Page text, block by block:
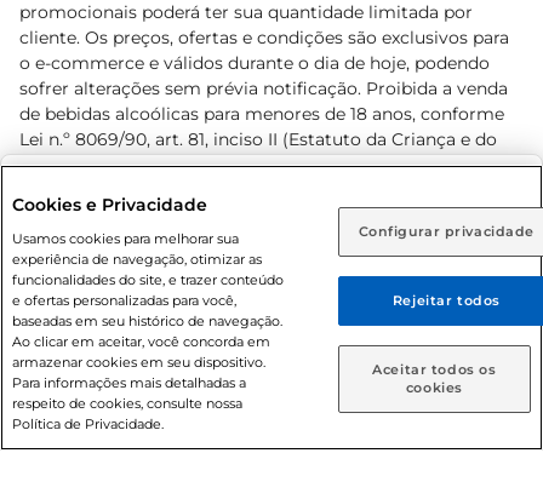
Rio de Janeiro (RJ) Goiás (GO)
Ou
Caso queira comprar online, informe como deseja receber
suas compras:
Entrega em casa Retire em Loja
promocionais poderá ter sua quantidade limitada por
cliente. Os preços, ofertas e condições são exclusivos para
o e-commerce e válidos durante o dia de hoje, podendo
sofrer alterações sem prévia notificação. Proibida a venda
de bebidas alcoólicas para menores de 18 anos, conforme
Lei n.º 8069/90, art. 81, inciso II (Estatuto da Criança e do
Adolescente). Preços e condições exclusivos para o
prévio. O valor mínimo para as compras on-line é de R$
80,00.
© 2026 Copyright. Todos os direitos
reservados Prezunic.
Cookies e Privacidade
Usamos cookies para melhorar sua
experiência de navegação, otimizar as
funcionalidades do site, e trazer conteúdo
e ofertas personalizadas para você,
baseadas em seu histórico de navegação.
Ao clicar em aceitar, você concorda em
armazenar cookies em seu dispositivo.
Para informações mais detalhadas a
respeito de cookies, consulte nossa
Política de Privacidade.
Configurar privacidade
Rejeitar todos
Aceitar todos os
cookies